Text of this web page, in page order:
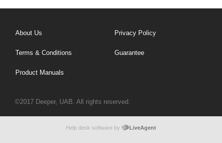
About Us Privacy Policy
Terms & Conditions Guarantee
Product Manuals
©2017 Deeper, UAB. All rights reserved.
Help desk software by LiveAgent